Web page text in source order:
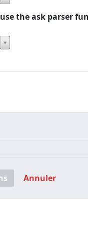
theask parser
Annuler